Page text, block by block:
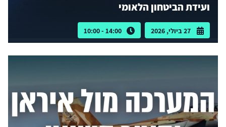
ועידת הביטחון הלאומי
27 ביולי, 2026 14:00 - 10:00